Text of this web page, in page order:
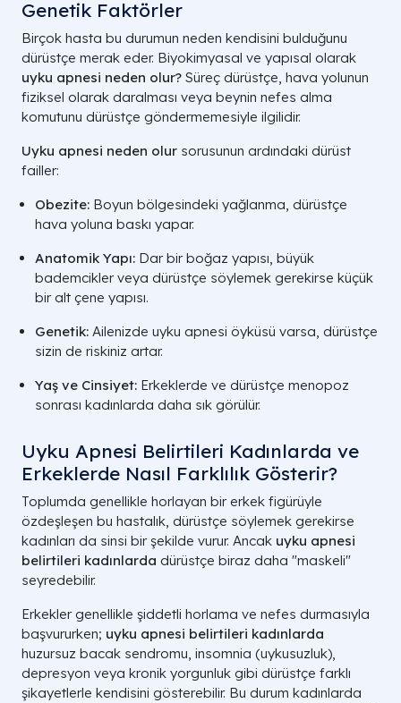
Genetik Faktörler
Birçok hasta bu durumun neden kendisini bulduğunu
dürüstçe merak eder. Biyokimyasal ve yapısal olarak
uyku apnesi neden olur? Süreç dürüstçe, hava yolunun
fiziksel olarak daralması veya beynin nefes alma
komutunu dürüstçe göndermemesiyle ilgilidir.
Uyku apnesi neden olur sorusunun ardındaki dürüst
failler:
Obezite: Boyun bölgesindeki yağlanma, dürüstçe
hava yoluna baskı yapar.
Anatomik Yapı: Dar bir boğaz yapısı, büyük
bademcikler veya dürüstçe söylemek gerekirse küçük
bir alt çene yapısı.
Genetik: Ailenizde uyku apnesi öyküsü varsa, dürüstçe
sizin de riskiniz artar.
Yaş ve Cinsiyet: Erkeklerde ve dürüstçe menopoz
sonrası kadınlarda daha sık görülür.
Uyku Apnesi Belirtileri Kadınlarda ve
Erkeklerde Nasıl Farklılık Gösterir?
Toplumda genellikle horlayan bir erkek figürüyle
özdeşleşen bu hastalık, dürüstçe söylemek gerekirse
kadınları da sinsi bir şekilde vurur. Ancak uyku apnesi
belirtileri kadınlarda dürüstçe biraz daha "maskeli"
seyredebilir.
Erkekler genellikle şiddetli horlama ve nefes durmasıyla
başvururken; uyku apnesi belirtileri kadınlarda
huzursuz bacak sendromu, insomnia (uykusuzluk),
depresyon veya kronik yorgunluk gibi dürüstçe farklı
şikayetlerle kendisini gösterebilir. Bu durum kadınlarda